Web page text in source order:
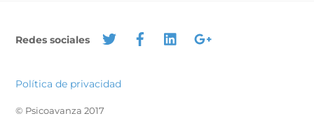
Redes sociales
Política de privacidad
© Psicoavanza 2017